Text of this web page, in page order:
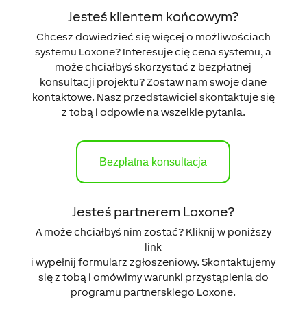
Jesteś klientem końcowym?
Chcesz dowiedzieć się więcej o możliwościach
systemu Loxone? Interesuje cię cena systemu, a
może chciałbyś skorzystać z bezpłatnej
konsultacji projektu? Zostaw nam swoje dane
kontaktowe. Nasz przedstawiciel skontaktuje się
z tobą i odpowie na wszelkie pytania.
Bezpłatna konsultacja
Jesteś partnerem Loxone?
A może chciałbyś nim zostać? Kliknij w poniższy
link
i wypełnij formularz zgłoszeniowy. Skontaktujemy
się z tobą i omówimy warunki przystąpienia do
programu partnerskiego Loxone.